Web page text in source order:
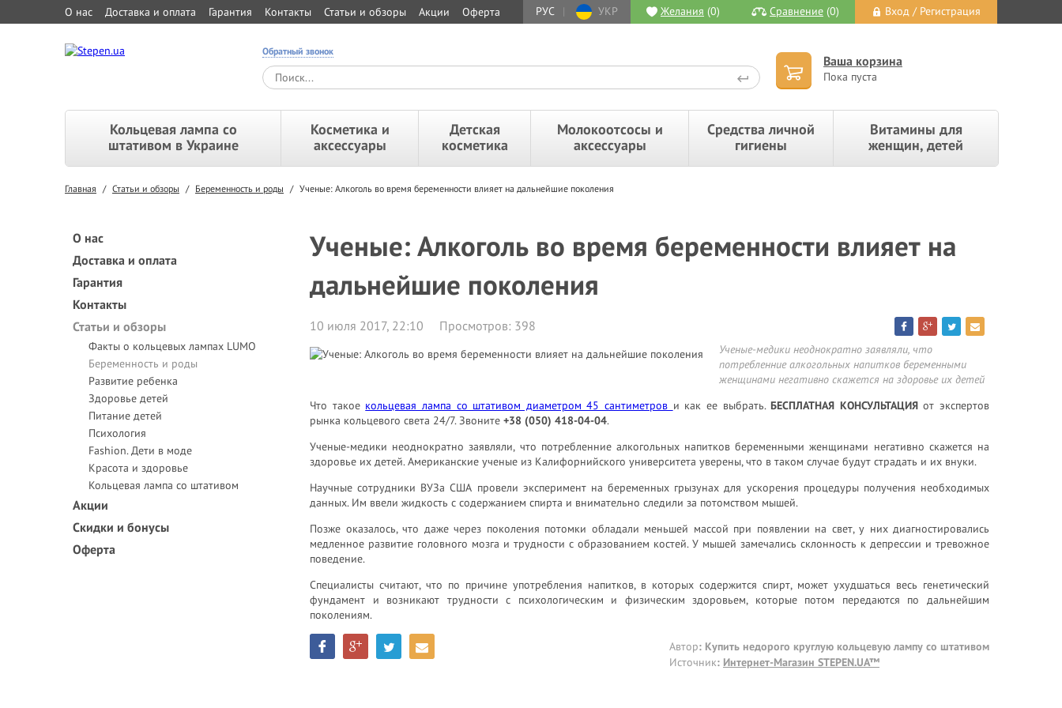
О нас Доставка и оплата Гарантия Контакты Статьи и обзоры Акции Оферта РУС | УКР Желания (0) Сравнение (0) Вход / Регистрация
Обратный звонок
Ваша корзина
Пока пуста
Кольцевая лампа со
штативом в Украине
Косметика и
аксессуары
Детская
косметика
Молокоотсосы и
аксессуары
Средства личной
гигиены
Витамины для
женщин, детей
Главная / Статьи и обзоры / Беременность и роды / Ученые: Алкоголь во время беременности влияет на дальнейшие поколения
О нас
Доставка и оплата
Гарантия
Контакты
Статьи и обзоры
Факты о кольцевых лампах LUMO
Беременность и роды
Развитие ребенка
Здоровье детей
Питание детей
Психология
Fashion. Дети в моде
Красота и здоровье
Кольцевая лампа со штативом
Акции
Скидки и бонусы
Оферта
Ученые: Алкоголь во время беременности влияет на
дальнейшие поколения
10 июля 2017, 22:10 Просмотров: 398
Ученые-медики неоднократно заявляли, что
потребленние алкогольных напитков беременными
женщинами негативно скажется на здоровье их детей
Что такое кольцевая лампа со штативом диаметром 45 сантиметров и как ее выбрать.БЕСПЛАТНАЯ КОНСУЛЬТАЦИЯот экспертов
рынка кольцевого света 24/7. Звоните +38 (050) 418-04-04.
Ученые-медики неоднократно заявляли, что потребленние алкогольных напитков беременными женщинами негативно скажется на
здоровье их детей. Американские ученые из Калифорнийского университета уверены, что в таком случае будут страдать и их внуки.
Научные сотрудники ВУЗа США провели эксперимент на беременных грызунах для ускорения процедуры получения необходимых
данных. Им ввели жидкость с содержанием спирта и внимательно следили за потомством мышей.
Позже оказалось, что даже через поколения потомки обладали меньшей массой при появлении на свет, у них диагностировались
медленное развитие головного мозга и трудности с образованием костей. У мышей замечались склонность к депрессии и тревожное
поведение.
Специалисты считают, что по причине употребления напитков, в которых содержится спирт, может ухудшаться весь генетический
фундамент и возникают трудности с психологическим и физическим здоровьем, которые потом передаются по дальнейшим
поколениям.
Автор: Купить недорого круглую кольцевую лампу со штативом
Источник: Интернет-Магазин STEPEN.UA™